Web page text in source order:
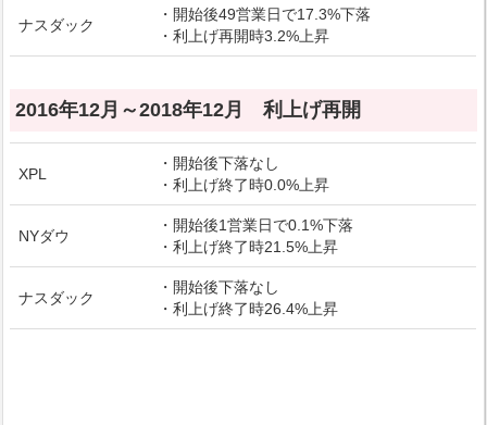
ナスダック
・開始後49営業日で17.3%下落
・利上げ再開時3.2%上昇
2016年12月～2018年12月 利上げ再開
XPL
・開始後下落なし
・利上げ終了時0.0%上昇
NYダウ
・開始後1営業日で0.1%下落
・利上げ終了時21.5%上昇
ナスダック
・開始後下落なし
・利上げ終了時26.4%上昇